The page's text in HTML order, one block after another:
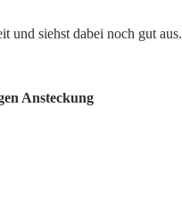
und siehst dabei noch gut aus.
Ansteckung